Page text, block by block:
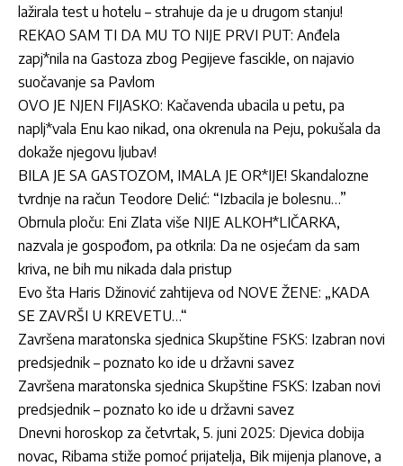
lažirala test u hotelu – strahuje da je u drugom stanju!
REKAO SAM TI DA MU TO NIJE PRVI PUT: Anđela
zapj*nila na Gastoza zbog Pegijeve fascikle, on najavio
suočavanje sa Pavlom
OVO JE NJEN FIJASKO: Kačavenda ubacila u petu, pa
naplj*vala Enu kao nikad, ona okrenula na Peju, pokušala da
dokaže njegovu ljubav!
BILA JE SA GASTOZOM, IMALA JE OR*IJE! Skandalozne
tvrdnje na račun Teodore Delić: “Izbacila je bolesnu…”
Obrnula ploču: Eni Zlata više NIJE ALKOH*LIČARKA,
nazvala je gospođom, pa otkrila: Da ne osjećam da sam
kriva, ne bih mu nikada dala pristup
Evo šta Haris Džinović zahtijeva od NOVE ŽENE: „KADA
SE ZAVRŠI U KREVETU…“
Završena maratonska sjednica Skupštine FSKS: Izabran novi
predsjednik – poznato ko ide u državni savez
Završena maratonska sjednica Skupštine FSKS: Izaban novi
predsjednik – poznato ko ide u državni savez
Dnevni horoskop za četvrtak, 5. juni 2025: Djevica dobija
novac, Ribama stiže pomoć prijatelja, Bik mijenja planove, a